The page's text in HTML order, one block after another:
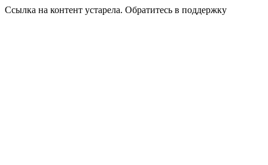
Ссылка на контент устарела. Обратитесь в поддержку